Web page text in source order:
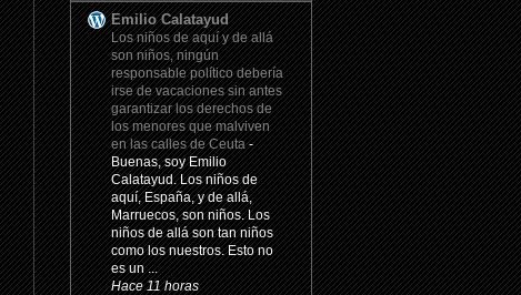
Emilio Calatayud
Los niños de aquí y de allá
son niños, ningún
responsable político debería
irse de vacaciones sin antes
garantizar los derechos de
los menores que malviven
en las calles de Ceuta-
Buenas, soy Emilio
Calatayud. Los niños de
aquí, España, y de allá,
Marruecos, son niños. Los
niños de allá son tan niños
como los nuestros. Esto no
es un ...
Hace 11 horas